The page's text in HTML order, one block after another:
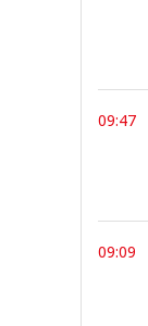
09:47
09:09